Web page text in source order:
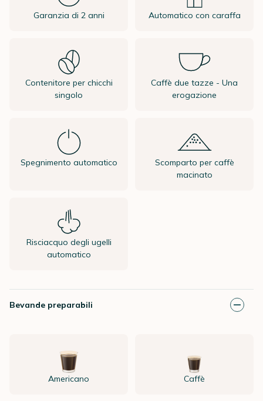
Garanzia di 2 anni Automatico con caraffa
Contenitore per chicchi
singolo
Caffè due tazze - Una
erogazione
Spegnimento automatico
Scomparto per caffè
macinato
Risciacquo degli ugelli
automatico
Bevande preparabili
Americano Caffè